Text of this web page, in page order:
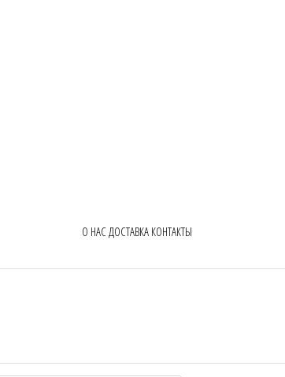
О НАС ДОСТАВКА КОНТАКТЫ